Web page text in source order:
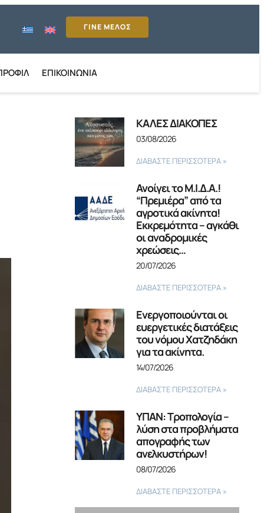
ΓΙΝΕ ΜΕΛΟΣ
ΕΠΙΚΟΙΝΩΝΊΑ
ΚΑΛΕΣ ΔΙΑΚΟΠΕΣ
03/08/2026
ΔΙΑΒΑΣΤΕ ΠΕΡΙΣΣΟΤΕΡΑ »
Ανοίγει το Μ.Ι.Δ.Α.!
“Πρεμιέρα” από τα
αγροτικά ακίνητα!
Εκκρεμότητα – αγκάθι
οι αναδρομικές
χρεώσεις…
20/07/2026
ΔΙΑΒΑΣΤΕ ΠΕΡΙΣΣΟΤΕΡΑ »
Ενεργοποιούνται οι
ευεργετικές διατάξεις
του νόμου Χατζηδάκη
για τα ακίνητα.
14/07/2026
ΔΙΑΒΑΣΤΕ ΠΕΡΙΣΣΟΤΕΡΑ »
ΥΠΑΝ: Τροπολογία –
λύση στα προβλήματα
απογραφής των
ανελκυστήρων!
08/07/2026
ΔΙΑΒΑΣΤΕ ΠΕΡΙΣΣΟΤΕΡΑ »